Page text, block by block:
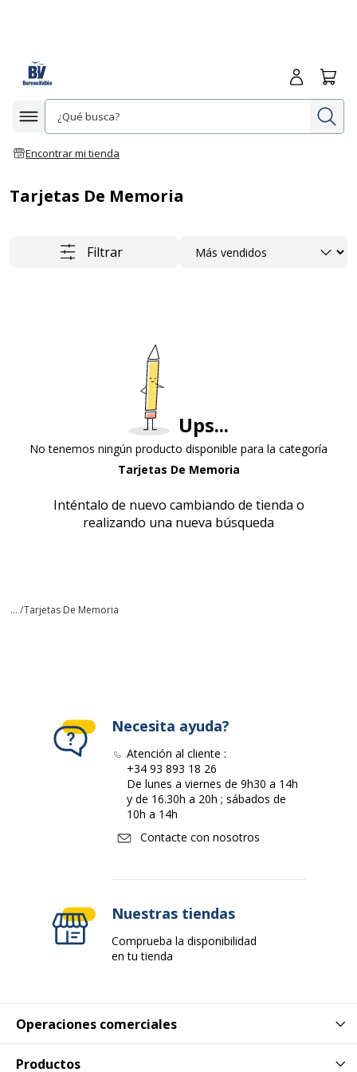
Afficher la navigation
Encontrar mi tienda
Iniciar
Tarjetas De Memoria
Filtrar Ordenar
Ups...
No tenemos ningún producto disponible para la categoría
Tarjetas De Memoria
Inténtalo de nuevo cambiando de tienda o
realizando una nueva búsqueda
... /Tarjetas De Memoria
Operaciones comerciales
Productos
Necesita ayuda?
Atención al cliente :
+34 93 893 18 26
De lunes a viernes de 9h30 a 14h
y de 16.30h a 20h ; sábados de
10h a 14h
Contacte con nosotros
Nuestras tiendas
Comprueba la disponibilidad
en tu tienda